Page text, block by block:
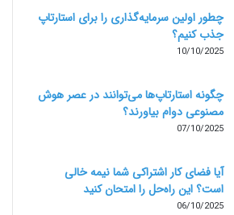
چطور اولین سرمایه‌گذاری را برای استارتاپ
جذب کنیم؟
10/10/2025
چگونه استارتاپ‌ها می‌توانند در عصر هوش
مصنوعی دوام بیاورند؟
07/10/2025
آیا فضای کار اشتراکی شما نیمه‌ خالی
است؟ این راه‌حل را امتحان کنید
06/10/2025